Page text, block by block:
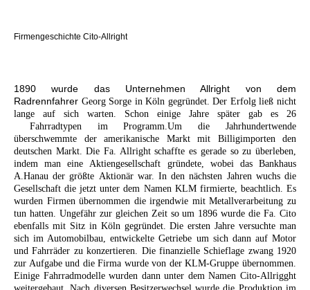
Firmengeschichte Cito-Allright
1890 wurde das Unternehmen Allright von dem
Radrennfahrer Georg Sorge in Köln gegründet. Der Erfolg ließ nicht
lange auf sich warten. Schon einige Jahre später gab es 26
Fahrradtypen im Programm.Um die Jahrhundertwende
überschwemmte der amerikanische Markt mit Billigimporten den
deutschen Markt. Die Fa. Allright schaffte es gerade so zu überleben,
indem man eine Aktiengesellschaft gründete, wobei das Bankhaus
A.Hanau der größte Aktionär war. In den nächsten Jahren wuchs die
Gesellschaft die jetzt unter dem Namen KLM firmierte, beachtlich. Es
wurden Firmen übernommen die irgendwie mit Metallverarbeitung zu
tun hatten. Ungefähr zur gleichen Zeit so um 1896 wurde die Fa. Cito
ebenfalls mit Sitz in Köln gegründet. Die ersten Jahre versuchte man
sich im Automobilbau, entwickelte Getriebe um sich dann auf Motor
und Fahrräder zu konzertieren. Die finanzielle Schieflage zwang 1920
zur Aufgabe und die Firma wurde von der KLM-Gruppe übernommen.
Einige Fahrradmodelle wurden dann unter dem Namen Cito-Allrigght